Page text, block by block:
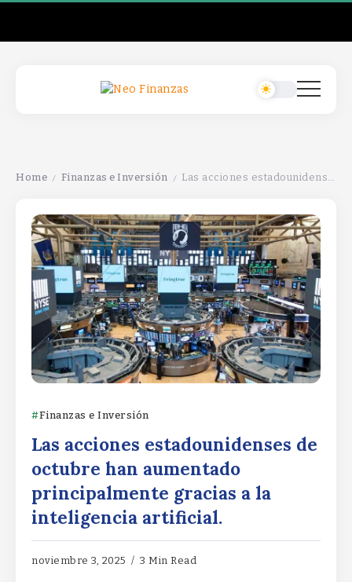
Home / Finanzas e Inversión / Las acciones estadounidenses de octubre han aumentado principalmente gracias a la inteligencia artificial.
Finanzas e Inversión
Las acciones estadounidenses de
octubre han aumentado
principalmente gracias a la
inteligencia artificial.
noviembre 3, 2025 3 Min Read